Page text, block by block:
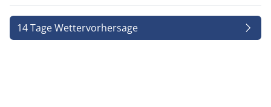
14 Tage Wettervorhersage